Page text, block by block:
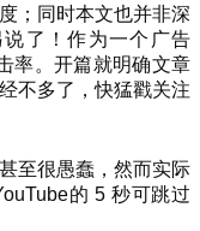
；同时本文也并非深
了！作为一个广告
率。开篇就明确文章
不多了，快猛戳关注
至很愚蠢，然而实际
的 5 秒可跳过